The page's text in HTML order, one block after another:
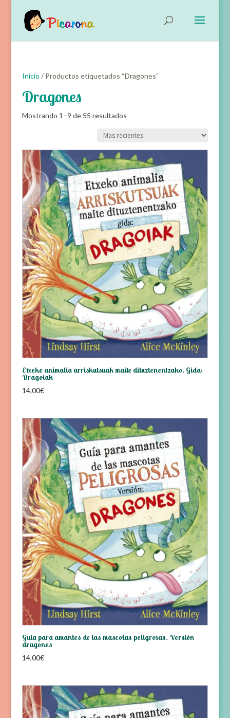
Inicio / Productos etiquetados “Dragones”
Dragones
Mostrando 1–9 de 55 resultadosOrdenado
los
últimos
Etxeko animalia arriskutsuak maite dituztenentzako. Gida:
Dragoiak
14,00€
Guía para amantes de las mascotas peligrosas. Versión
dragones
14,00€